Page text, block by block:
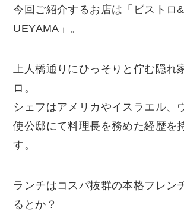
今回ご紹介するお店は「ビストロ
UEYAMA」。
上人橋通りにひっそりと佇む隠れ
ロ。
シェフはアメリカやイスラエル、
使公邸にて料理長を務めた経歴を
す。
ランチはコスパ抜群の本格フレン
るとか？